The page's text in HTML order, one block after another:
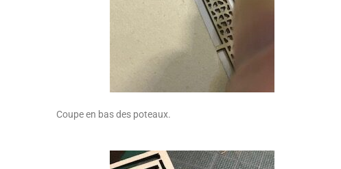
Coupe en bas des poteaux.